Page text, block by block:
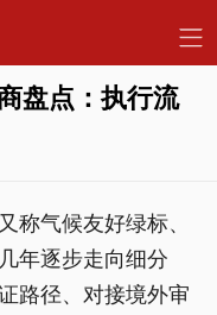
盘点：执行流
称气候友好绿标、
年逐步走向细分
路径、对接境外审